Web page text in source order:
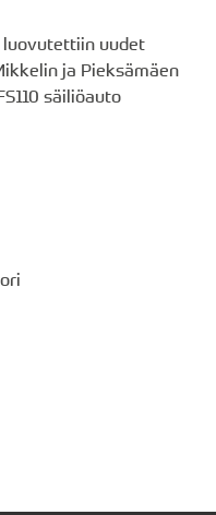
luovutettiin uudet
ja Pieksämäen
säiliöauto